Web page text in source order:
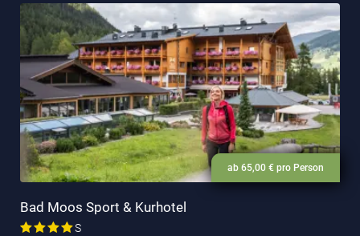
ab 65,00 € pro Person
Bad Moos Sport & Kurhotel
S